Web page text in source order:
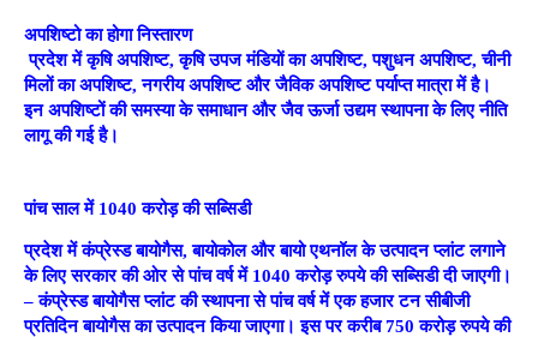
अपशिष्टो का होगा निस्तारण
प्रदेश में कृषि अपशिष्ट, कृषि उपज मंडियों का अपशिष्ट, पशुधन अपशिष्ट, चीनी
मिलों का अपशिष्ट, नगरीय अपशिष्ट और जैविक अपशिष्ट पर्याप्त मात्रा में है।
इन अपशिष्टों की समस्या के समाधान और जैव ऊर्जा उद्यम स्थापना के लिए नीति
लागू की गई है।
पांच साल में 1040करोड़ की सब्सिडी
प्रदेश में कंप्रेस्ड बायोगैस, बायोकोल और बायो एथनॉल के उत्पादन प्लांट लगाने
के लिए सरकार की ओर से पांच वर्ष में 1040 करोड़ रुपये की सब्सिडी दी जाएगी।
– कंप्रेस्ड बायोगैस प्लांट की स्थापना से पांच वर्ष में एक हजार टन सीबीजी
प्रतिदिन बायोगैस का उत्पादन किया जाएगा। इस पर करीब 750 करोड़ रुपये की